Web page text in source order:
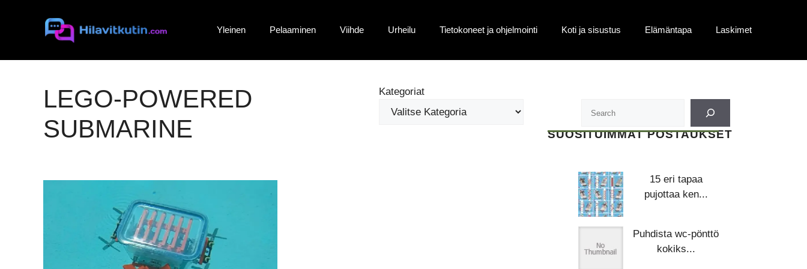
Yleinen Pelaaminen Viihde Urheilu Tietokoneet ja ohjelmointi Koti ja sisustus Elämäntapa Laskimet
LEGO-POWERED
SUBMARINE
Kategoriat
SUOSITUIMMAT POSTAUKSET
15 eri tapaa
pujottaa ken...
Puhdista wc-pönttö
kokiks...